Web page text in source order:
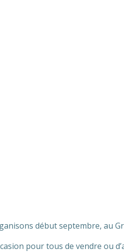
début septembre, au
pour tous de vendre ou